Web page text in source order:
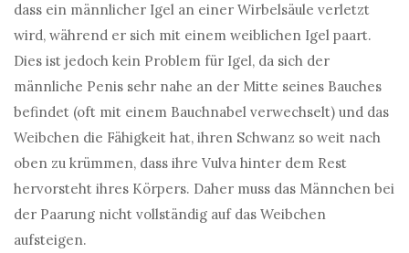
dass ein männlicher Igel an einer Wirbelsäule verletzt
wird, während er sich mit einem weiblichen Igel paart.
Dies ist jedoch kein Problem für Igel, da sich der
männliche Penis sehr nahe an der Mitte seines Bauches
befindet (oft mit einem Bauchnabel verwechselt) und das
Weibchen die Fähigkeit hat, ihren Schwanz so weit nach
oben zu krümmen, dass ihre Vulva hinter dem Rest
hervorsteht ihres Körpers. Daher muss das Männchen bei
der Paarung nicht vollständig auf das Weibchen
aufsteigen.